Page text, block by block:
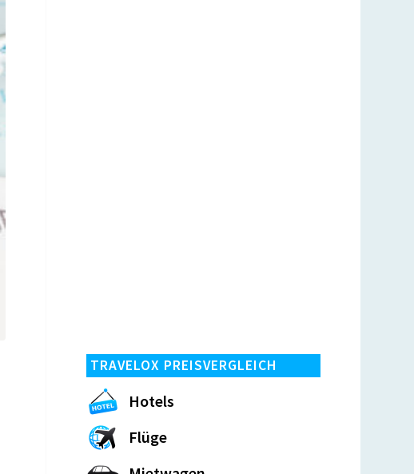
TRAVELOX PREISVERGLEICH
Hotels
Flüge